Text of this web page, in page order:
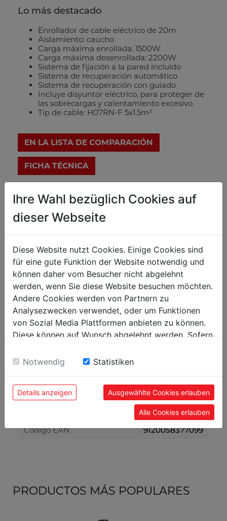
Lo más destacado
Enrollador de cable eléctrico de 20m
Aislamiento: caucho
Carga máxima enrollada: 1500W
Carga máxima desenrollada: 2200W
Sistema de fijación a la pared incluido
Sistema de recuperación automático
Sistema de recuperación con guiado
Incluye disyuntor eléctrico, para proteger de
las sobrecargas y calentamiento excesivo.
Tip de cable: H07RN-F 5x1.5m²
EN LA LISTA DE COMPARACIÓN
FICHA TÉCNICA
Peso
Peso bruto kg
11
Peso neto kg
Embalaje
Largo embalaje mm
Alto embalaje mm
195
Código EAN
9120058377099
PRODUCTOS MÁS POPULARES
Ihre Wahl bezüglich Cookies auf
dieser Webseite
Diese Website nutzt Cookies. Einige Cookies sind
für eine gute Funktion der Website notwendig und
können daher vom Besucher nicht abgelehnt
werden, wenn Sie diese Website besuchen möchten.
Andere Cookies werden von Partnern zu
Analysezwecken verwendet, oder um Funktionen
von Sozial Media Plattformen anbieten zu können.
Diese können auf Wunsch abgelehnt werden. Sofern
Einwilligung zu unseren Cookies.
Notwendig Statistiken
Details anzeigen Ausgewählte Cookies erlauben
Alle Cookies erlauben